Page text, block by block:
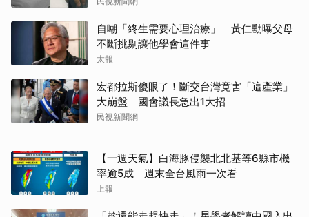
自嘲「終生需要心理治療」 黃仁勳曝父母
不斷挑剔讓他學會這件事
太報
宏都拉斯傻眼了！斷交台灣竟害「這產業」
大崩盤 國會議長急出1大招
民視新聞網
【一週天氣】白海豚侵襲北北基等6縣市機
率逾5成 週末全台風雨一次看
上報
取消